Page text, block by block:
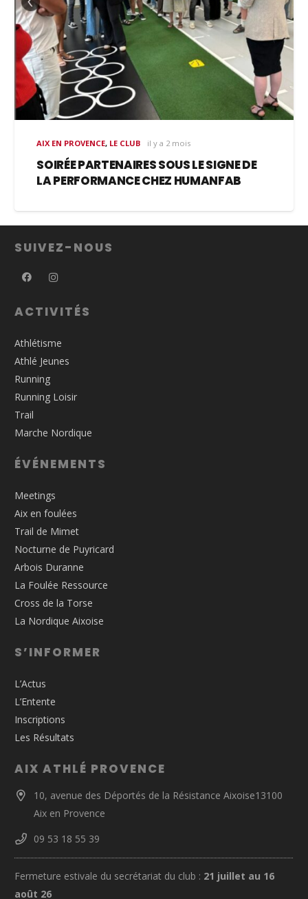
AIX EN PROVENCE, LE CLUB il y a 2 mois
SOIRÉE PARTENAIRES SOUS LE SIGNE DE
LA PERFORMANCE CHEZ HUMANFAB
SUIVEZ-NOUS
ACTIVITÉS
Athlétisme
Athlé Jeunes
Running
Running Loisir
Trail
Marche Nordique
ÉVÉNEMENTS
Meetings
Aix en foulées
Trail de Mimet
Nocturne de Puyricard
Arbois Duranne
La Foulée Ressource
Cross de la Torse
La Nordique Aixoise
S’INFORMER
L’Actus
L’Entente
Inscriptions
Les Résultats
AIX ATHLÉ PROVENCE
10, avenue des Déportés de la Résistance Aixoise13100
Aix en Provence
09 53 18 55 39
Fermeture estivale du secrétariat du club : 21 juillet au 16
août 26